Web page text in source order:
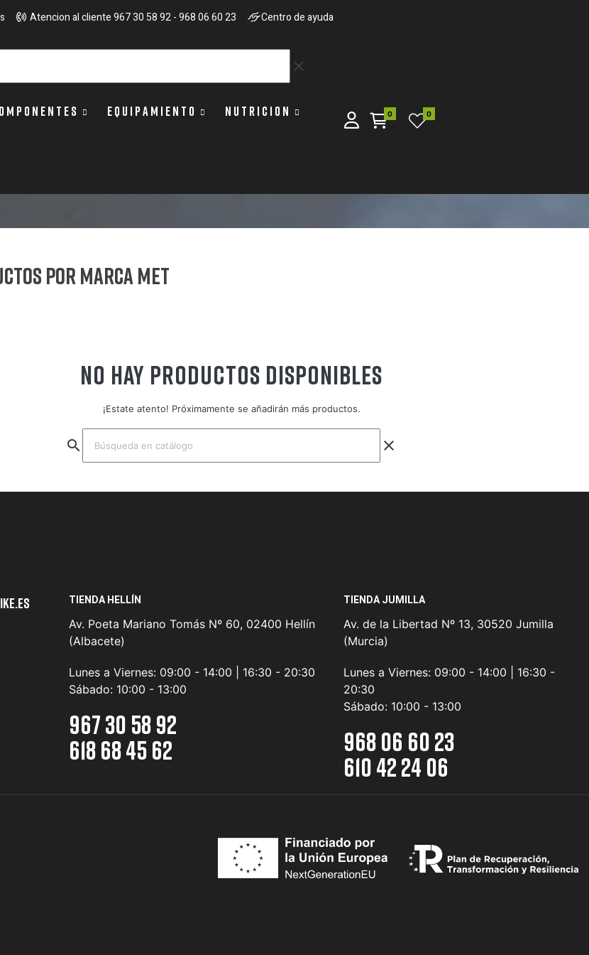
Atencion al cliente 967 30 58 92 - 968 06 60 23 Centro de ayuda
clear
EQUIPAMIENTO NUTRICION 0 0
por marca MET
NO HAY PRODUCTOS DISPONIBLES
¡Estate atento! Próximamente se añadirán más productos.
search clear
TIENDA HELLÍN
Av. Poeta Mariano Tomás Nº 60, 02400 Hellín
(Albacete)
Lunes a Viernes: 09:00 - 14:00 | 16:30 - 20:30
Sábado: 10:00 - 13:00
967 30 58 92
618 68 45 62
TIENDA JUMILLA
Av. de la Libertad Nº 13, 30520 Jumilla
(Murcia)
Lunes a Viernes: 09:00 - 14:00 | 16:30 -
20:30
Sábado: 10:00 - 13:00
968 06 60 23
610 42 24 06